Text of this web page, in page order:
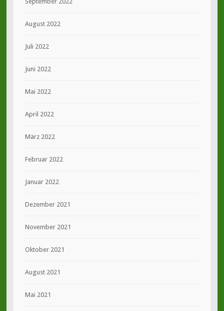
August 2022
Juli 2022
Juni 2022
Mai 2022
April 2022
März 2022
Februar 2022
Januar 2022
Dezember 2021
November 2021
Oktober 2021
August 2021
Mai 2021